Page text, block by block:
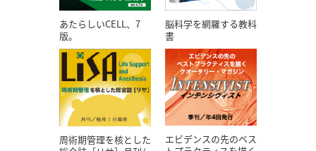
あたらしいCELL、7
版。
脳科学を網羅する教科
書
周術期管理を核とした
エビデンスの先のベス